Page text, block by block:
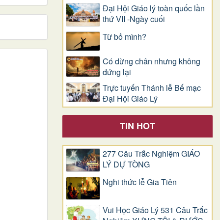
Đại Hội Giáo lý toàn quốc lần
thứ VII -Ngày cuối
Từ bỏ mình?
Có dừng chân nhưng không
đứng lại
Trực tuyến Thánh lễ Bế mạc
Đại Hội Giáo Lý
TIN HOT
277 Câu Trắc Nghiệm GIÁO
LÝ DỰ TÒNG
Nghi thức lễ Gia Tiên
Vui Học Giáo Lý 531 Câu Trắc